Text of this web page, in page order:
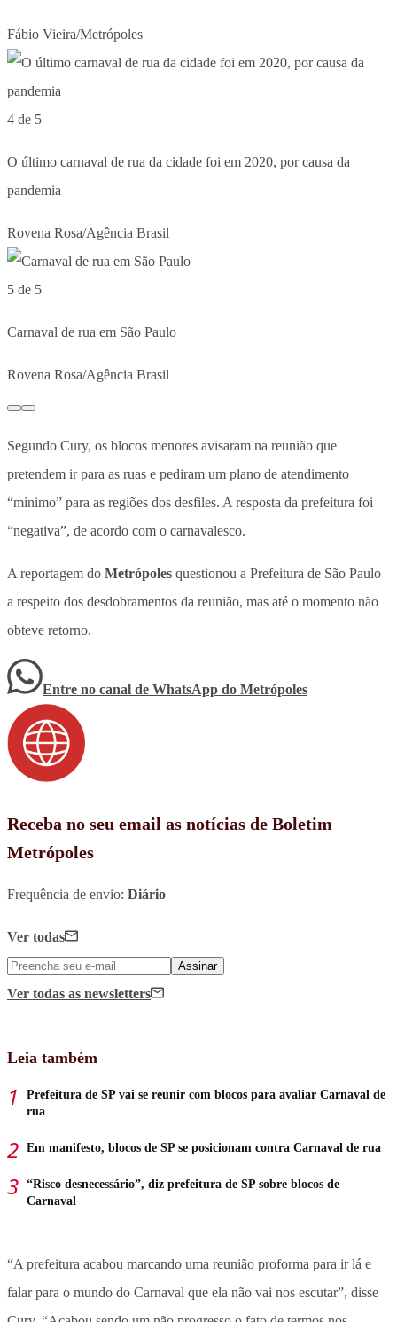
Fábio Vieira/Metrópoles
4 de 5
O último carnaval de rua da cidade foi em 2020, por causa da
pandemia
Rovena Rosa/Agência Brasil
5 de 5
Carnaval de rua em São Paulo
Rovena Rosa/Agência Brasil
Segundo Cury, os blocos menores avisaram na reunião que
pretendem ir para as ruas e pediram um plano de atendimento
“mínimo” para as regiões dos desfiles. A resposta da prefeitura foi
“negativa”, de acordo com o carnavalesco.
A reportagem do Metrópoles questionou a Prefeitura de São Paulo
a respeito dos desdobramentos da reunião, mas até o momento não
obteve retorno.
Entre no canal de WhatsApp do Metrópoles
Receba no seu email as notícias de Boletim
Metrópoles
Frequência de envio: Diário
Ver todas
Assinar
Ver todas as newsletters
Leia também
Prefeitura de SP vai se reunir com blocos para avaliar Carnaval de
rua
Em manifesto, blocos de SP se posicionam contra Carnaval de rua
“Risco desnecessário”, diz prefeitura de SP sobre blocos de
Carnaval
“A prefeitura acabou marcando uma reunião proforma para ir lá e
falar para o mundo do Carnaval que ela não vai nos escutar”, disse